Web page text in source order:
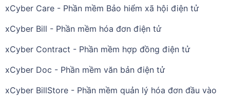
xCyber Care - Phần mềm Bảo hiểm xã hội điện tử
xCyber Bill - Phần mềm hóa đơn điện tử
xCyber Contract - Phần mềm hợp đồng điện tử
xCyber Doc - Phần mềm văn bản điện tử
xCyber BillStore - Phần mềm quản lý hóa đơn đầu vào